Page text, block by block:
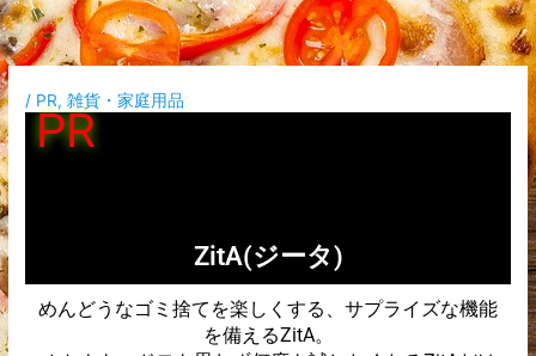
内
容
を
ス
キ
ッ
プ
/ PR,雑貨・家庭用品
PR
ZitA(ジータ)
めんどうなゴミ捨てを楽しくする、サプライズな機能
を備えるZitA。